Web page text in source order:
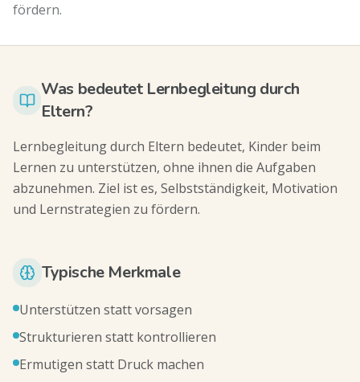
fördern.
Was bedeutet Lernbegleitung durch
Eltern?
Lernbegleitung durch Eltern bedeutet, Kinder beim
Lernen zu unterstützen, ohne ihnen die Aufgaben
abzunehmen. Ziel ist es, Selbstständigkeit, Motivation
und Lernstrategien zu fördern.
Typische Merkmale
Unterstützen statt vorsagen
Strukturieren statt kontrollieren
Ermutigen statt Druck machen